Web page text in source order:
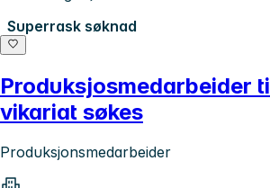
Superrask søknad
Produksjosmedarbeider
vikariat søkes
Produksjonsmedarbeider